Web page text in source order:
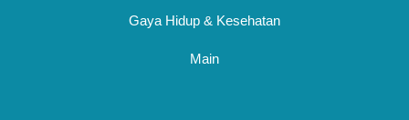
Gaya Hidup & Kesehatan
Main